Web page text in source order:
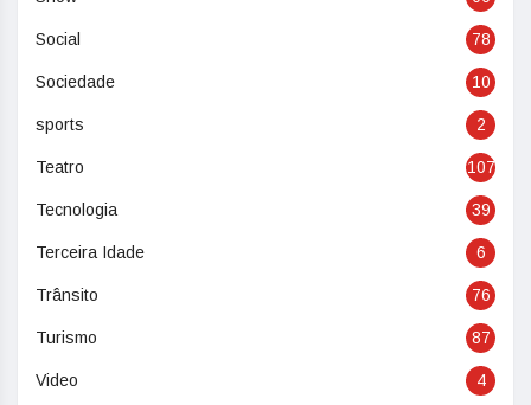
Social 78
Sociedade 10
sports 2
Teatro 107
Tecnologia 39
Terceira Idade 6
Trânsito 76
Turismo 87
Video 4